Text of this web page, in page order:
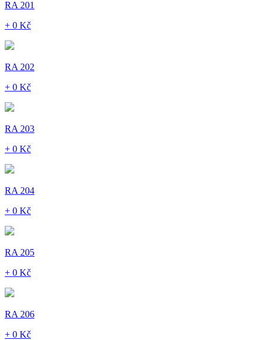
RA 201
+ 0 Kč
RA 202
+ 0 Kč
RA 203
+ 0 Kč
RA 204
+ 0 Kč
RA 205
+ 0 Kč
RA 206
+ 0 Kč